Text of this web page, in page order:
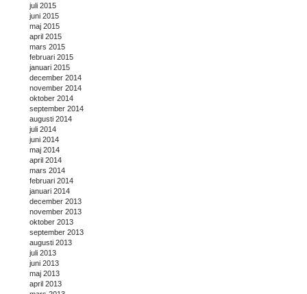
juli 2015
juni 2015
maj 2015
april 2015
mars 2015
februari 2015
januari 2015
december 2014
november 2014
oktober 2014
september 2014
augusti 2014
juli 2014
juni 2014
maj 2014
april 2014
mars 2014
februari 2014
januari 2014
december 2013
november 2013
oktober 2013
september 2013
augusti 2013
juli 2013
juni 2013
maj 2013
april 2013